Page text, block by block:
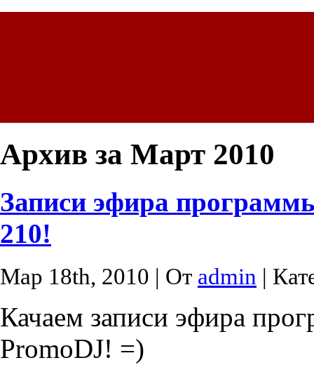
Архив за Март 2010
Записи эфира
210!
Мар 18th, 2010 | От admin |
Качаем записи эфира
PromoDJ! =)